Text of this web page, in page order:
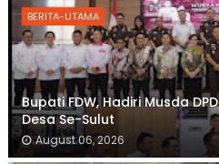
BERITA-UTAMA
Bupati FDW, Hadiri Musda
Desa Se-Sulut
August 06, 2026